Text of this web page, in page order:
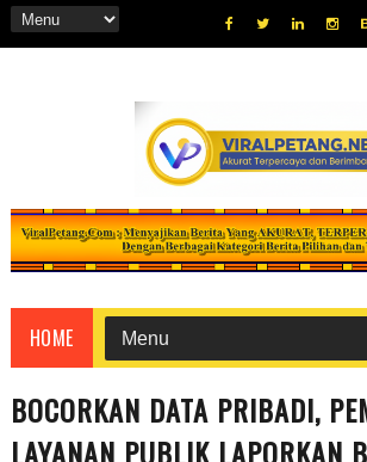
HOME
BOCORKAN DATA PRIBADI,
LAYANAN PUBLIK LAPORKAN